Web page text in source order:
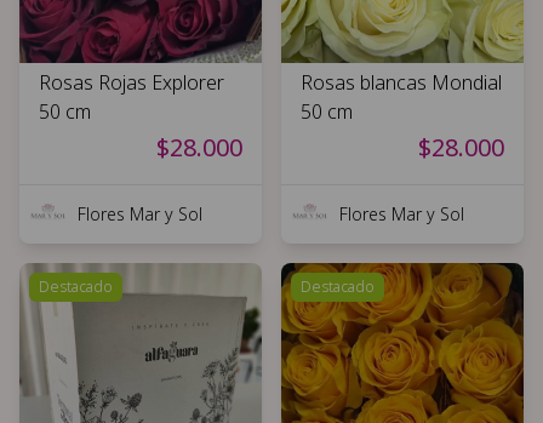
Rosas Rojas Explorer
50 cm
$28.000
Flores Mar y Sol
Rosas blancas Mondial
50 cm
$28.000
Flores Mar y Sol
Destacado Destacado